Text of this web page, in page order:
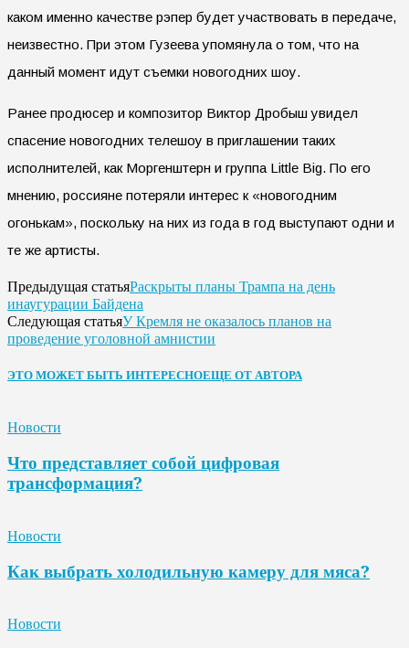
каком именно качестве рэпер будет участвовать в передаче,
неизвестно. При этом Гузеева упомянула о том, что на
данный момент идут съемки новогодних шоу.
Ранее продюсер и композитор Виктор Дробыш увидел
спасение новогодних телешоу в приглашении таких
исполнителей, как Моргенштерн и группа Little Big. По его
мнению, россияне потеряли интерес к «новогодним
огонькам», поскольку на них из года в год выступают одни и
те же артисты.
Предыдущая статьяРаскрыты планы Трампа на день
инаугурации Байдена
Следующая статьяУ Кремля не оказалось планов на
проведение уголовной амнистии
ЭТО МОЖЕТ БЫТЬ ИНТЕРЕСНОЕЩЕ ОТ АВТОРА
Новости
Что представляет собой цифровая
трансформация?
Новости
Как выбрать холодильную камеру для мяса?
Новости